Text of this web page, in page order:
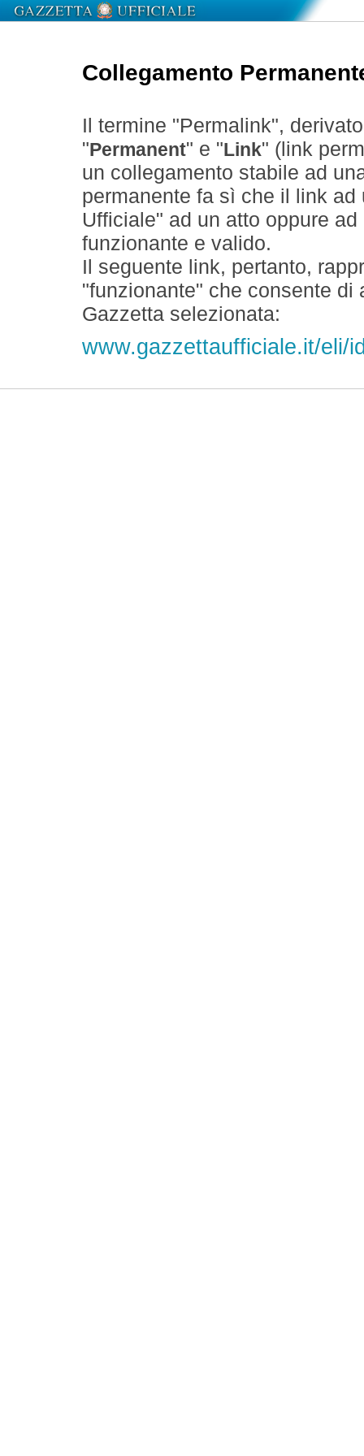
Collegamento
Il termine "Permalink",
" Permanent" e " Link" (link
un collegamento stabile ad
permanente fa sì che il link
Ufficiale" ad un atto oppure
funzionante e valido.
Il seguente link, pertanto,
"funzionante" che consente
Gazzetta selezionata:
www.gazzettaufficiale.it/eli/